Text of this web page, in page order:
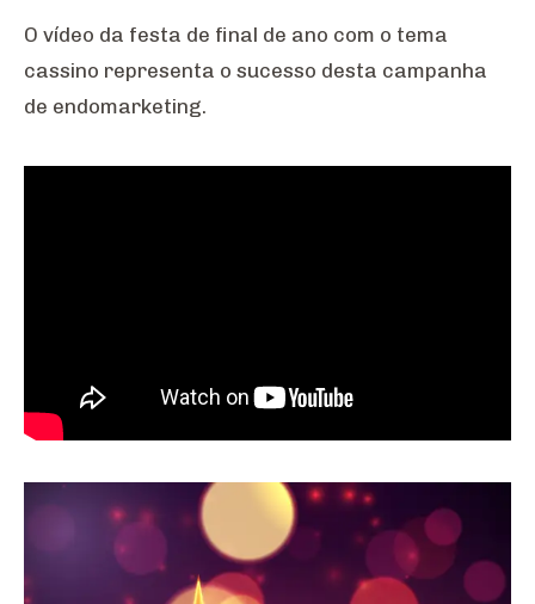
O vídeo da festa de final de ano com o tema
cassino representa o sucesso desta campanha
de endomarketing.